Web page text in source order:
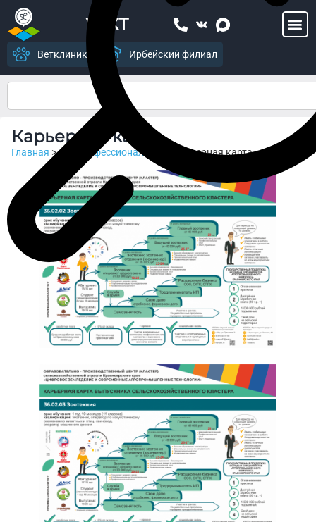
УСХТ
Ветклиника Ирбейский филиал
Карьерная карта
Главная >ФП Профессионалитет Карьерная карта